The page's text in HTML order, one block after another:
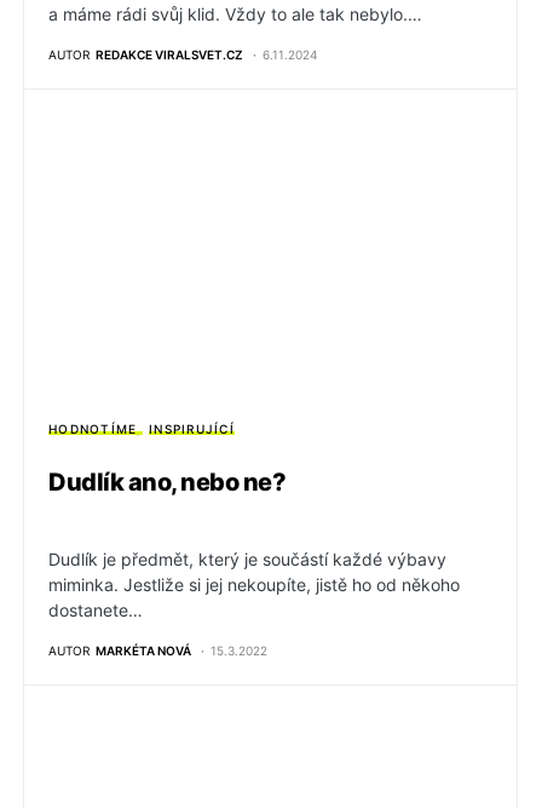
a máme rádi svůj klid. Vždy to ale tak nebylo.…
AUTOR REDAKCE VIRALSVET.CZ 6.11.2024
HODNOTÍME INSPIRUJÍCÍ
Dudlík ano, nebo ne?
Dudlík je předmět, který je součástí každé výbavy
miminka. Jestliže si jej nekoupíte, jistě ho od někoho
dostanete…
AUTOR MARKÉTA NOVÁ 15.3.2022